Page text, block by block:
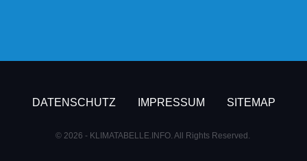
DATENSCHUTZ IMPRESSUM SITEMAP
© 2026 - KLIMATABELLE.INFO. All Rights Reserved.